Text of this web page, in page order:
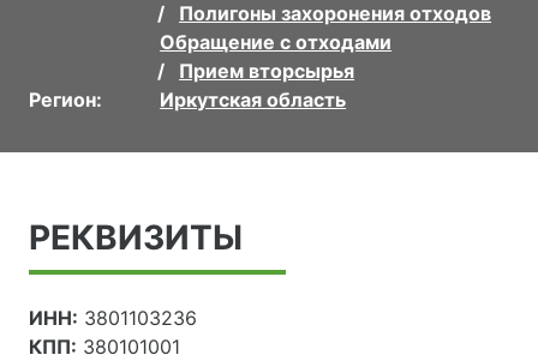
Полигоны захоронения отходов
Обращение с отходами
Прием вторсырья
Регион:
Иркутская область
РЕКВИЗИТЫ
ИНН: 3801103236
КПП: 380101001